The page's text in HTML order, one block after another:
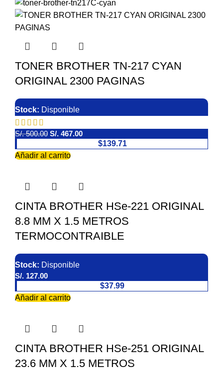
TONER BROTHER TN-217 CYAN
ORIGINAL 2300 PAGINAS
Stock: Disponible
S/.500.00 S/. 467.00
$139.71
Añadir al carrito
CINTA BROTHER HSe-221 ORIGINAL
8.8 MM X 1.5 METROS
TERMOCONTRAIBLE
Stock: Disponible
S/. 127.00
$37.99
Añadir al carrito
CINTA BROTHER HSe-251 ORIGINAL
23.6 MM X 1.5 METROS